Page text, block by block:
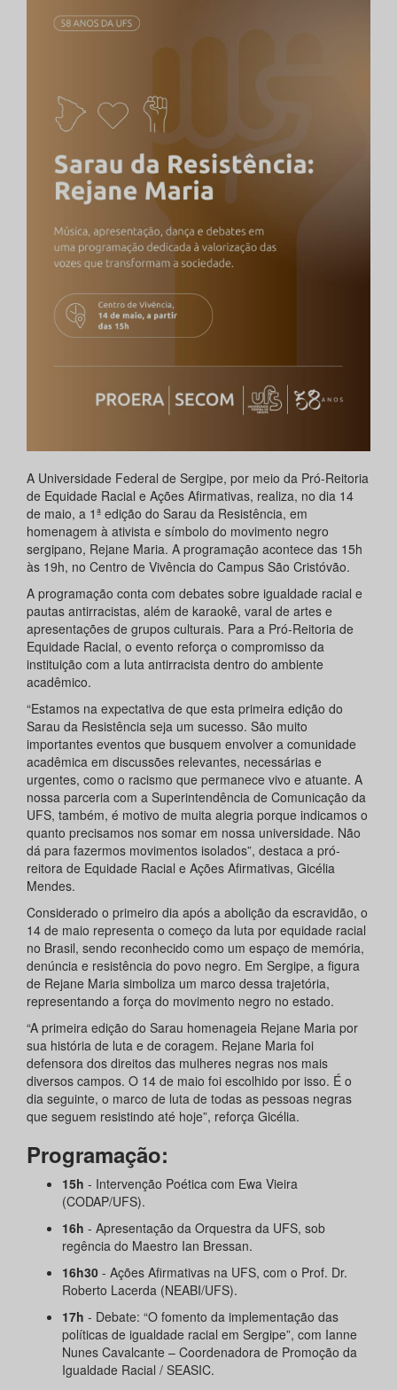
A Universidade Federal de Sergipe, por meio da Pró-Reitoria
de Equidade Racial e Ações Afirmativas, realiza, no dia 14
de maio, a 1ª edição do Sarau da Resistência, em
homenagem à ativista e símbolo do movimento negro
sergipano, Rejane Maria. A programação acontece das 15h
às 19h, no Centro de Vivência do Campus São Cristóvão.
A programação conta com debates sobre igualdade racial e
pautas antirracistas, além de karaokê, varal de artes e
apresentações de grupos culturais. Para a Pró-Reitoria de
Equidade Racial, o evento reforça o compromisso da
instituição com a luta antirracista dentro do ambiente
acadêmico.
“Estamos na expectativa de que esta primeira edição do
Sarau da Resistência seja um sucesso. São muito
importantes eventos que busquem envolver a comunidade
acadêmica em discussões relevantes, necessárias e
urgentes, como o racismo que permanece vivo e atuante. A
nossa parceria com a Superintendência de Comunicação da
UFS, também, é motivo de muita alegria porque indicamos o
quanto precisamos nos somar em nossa universidade. Não
dá para fazermos movimentos isolados”, destaca a pró-
reitora de Equidade Racial e Ações Afirmativas, Gicélia
Mendes.
Considerado o primeiro dia após a abolição da escravidão, o
14 de maio representa o começo da luta por equidade racial
no Brasil, sendo reconhecido como um espaço de memória,
denúncia e resistência do povo negro. Em Sergipe, a figura
de Rejane Maria simboliza um marco dessa trajetória,
representando a força do movimento negro no estado.
“A primeira edição do Sarau homenageia Rejane Maria por
sua história de luta e de coragem. Rejane Maria foi
defensora dos direitos das mulheres negras nos mais
diversos campos. O 14 de maio foi escolhido por isso. É o
dia seguinte, o marco de luta de todas as pessoas negras
que seguem resistindo até hoje”, reforça Gicélia.
Programação:
15h - Intervenção Poética com Ewa Vieira
(CODAP/UFS).
16h - Apresentação da Orquestra da UFS, sob
regência do Maestro Ian Bressan.
16h30 - Ações Afirmativas na UFS, com o Prof. Dr.
Roberto Lacerda (NEABI/UFS).
17h - Debate: “O fomento da implementação das
políticas de igualdade racial em Sergipe”, com Ianne
Nunes Cavalcante – Coordenadora de Promoção da
Igualdade Racial / SEASIC.